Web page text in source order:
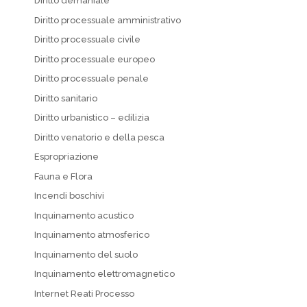
Diritto processuale amministrativo
Diritto processuale civile
Diritto processuale europeo
Diritto processuale penale
Diritto sanitario
Diritto urbanistico – edilizia
Diritto venatorio e della pesca
Espropriazione
Fauna e Flora
Incendi boschivi
Inquinamento acustico
Inquinamento atmosferico
Inquinamento del suolo
Inquinamento elettromagnetico
Internet Reati Processo